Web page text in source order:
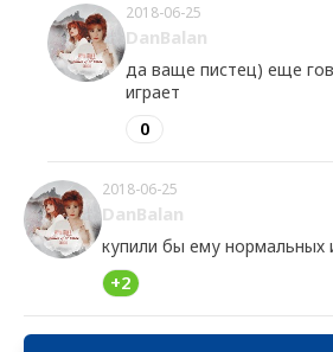
2018-06-25
DanBalan
да ваще пистец) еще
играет
0
2018-06-25
DanBalan
купили бы ему нормальных
+2